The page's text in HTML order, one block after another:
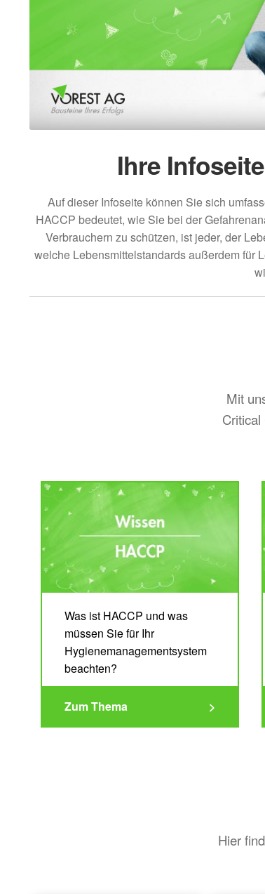
Ihre
Auf dieser Infoseite können Sie sich
HACCP bedeutet, wie Sie bei der
Verbrauchern zu schützen, ist jeder, der
welche Lebensmittelstandards außerdem für
Mit
Was ist HACCP und was
müssen Sie für Ihr
Hygienemanagementsystem
beachten?
Zum Thema >
Hier